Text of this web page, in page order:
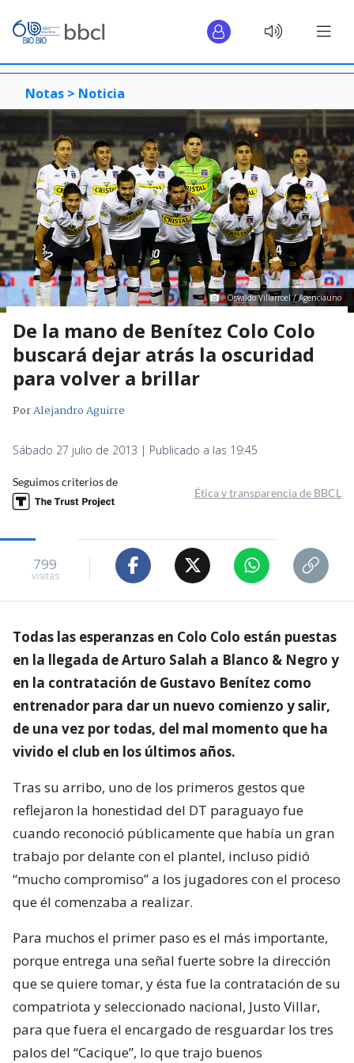
Notas > Noticia
Osvaldo Villarroel / Agenciauno
De la mano de Benítez Colo Colo
buscará dejar atrás la oscuridad
para volver a brillar
PorAlejandro Aguirre
Sábado 27 julio de 2013 | Publicado a las 19:45
Seguimos criterios de
Ética y transparencia de BBCL
799
visitas
Todas las esperanzas en Colo Colo están puestas
en la llegada de Arturo Salah a Blanco & Negro y
en la contratación de Gustavo Benítez como
entrenador para dar un nuevo comienzo y salir,
de una vez por todas, del mal momento que ha
vivido el club en los últimos años.
Tras su arribo, uno de los primeros gestos que
reflejaron la honestidad del DT paraguayo fue
cuando reconoció públicamente que había un gran
trabajo por delante con el plantel, incluso pidió
“mucho compromiso” a los jugadores con el proceso
que él comenzaba a realizar.
Para muchos el primer paso es el más importante,
porque entrega una señal fuerte sobre la dirección
que se quiere tomar, y ésta fue la contratación de su
compatriota y seleccionado nacional, Justo Villar,
para que fuera el encargado de resguardar los tres
palos del “Cacique”, lo que trajo buenos